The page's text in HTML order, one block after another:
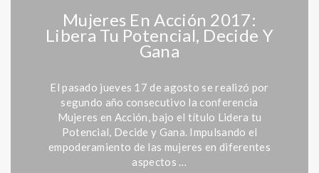
Mujeres En Acción 2017:
Libera Tu Potencial, Decide Y
Gana
El pasado jueves 17 de agosto se realizó por
segundo año consecutivo la conferencia
Mujeres en Acción, bajo el título Lidera tu
Potencial, Decide y Gana. Impulsando el
empoderamiento de las mujeres en diferentes
aspectos …